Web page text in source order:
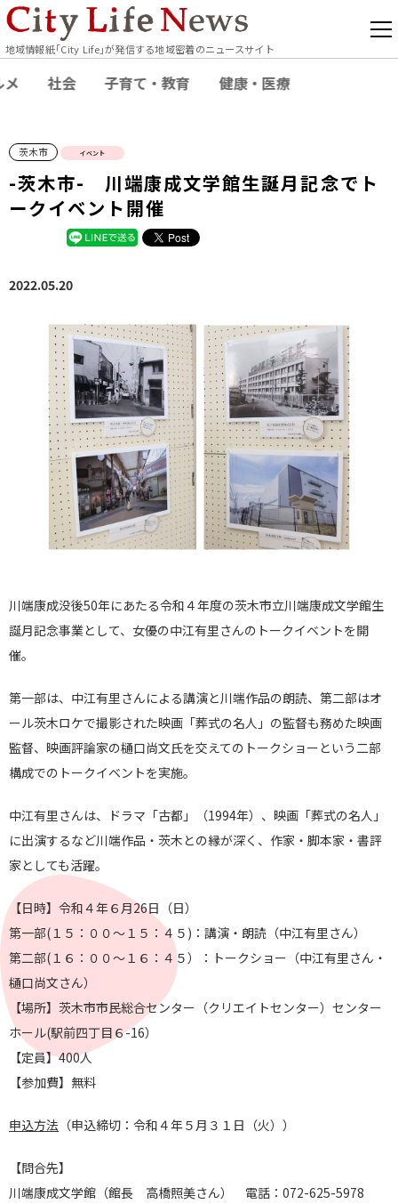
地域情報紙｢City Life｣が発信する地域密着のニュースサイト
メ 社会 子育て・教育 健康・医療
茨木市 イベント
-茨木市- 川端康成文学館生誕月記念でト
ークイベント開催
2022.05.20
川端康成没後50年にあたる令和４年度の茨木市立川端康成文学館生
誕月記念事業として、女優の中江有里さんのトークイベントを開
催。
第一部は、中江有里さんによる講演と川端作品の朗読、第二部はオ
ール茨木ロケで撮影された映画「葬式の名人」の監督も務めた映画
監督、映画評論家の樋口尚文氏を交えてのトークショーという二部
構成でのトークイベントを実施。
中江有里さんは、ドラマ「古都」（1994年）、映画「葬式の名人」
に出演するなど川端作品・茨木との縁が深く、作家・脚本家・ 書評
家としても活躍。
【日時】令和４年６月26日（日）
第一部(１５：００～１５：４５)：講演・朗読（中江有里さん）
第二部(１６：００～１６：４５）：トークショー（中江有里さん・
樋口尚文さん）
【場所】茨木市市民総合センター（クリエイトセンター）センター
ホール(駅前四丁目６-16）
【定員】400人
【参加費】無料
申込方法 （申込締切：令和４年５月３１日（火））
【問合先】
川端康成文学館（館長 高橋照美さん） 電話：072-625-5978